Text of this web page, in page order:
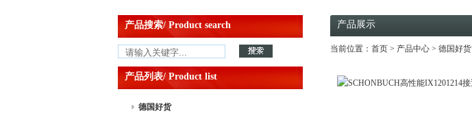
产品搜索/ Product search
产品列表/ Product list
德国好货
产品展示
当前位置： 首页 > 产品中心 > 德国好货